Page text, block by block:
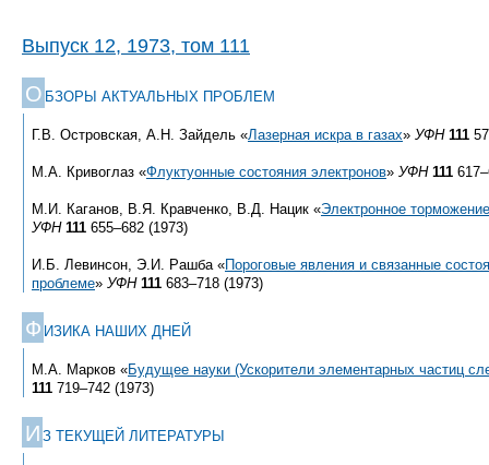
Выпуск 12, 1973, том 111
О БЗОРЫ АКТУАЛЬНЫХ ПРОБЛЕМ
Г.В. Островская, А.Н. Зайдель «Лазерная искра в газах» УФН 111
М.А. Кривоглаз «Флуктуонные состояния электронов» УФН 111
М.И. Каганов, В.Я. Кравченко, В.Д. Нацик «Электронное
УФН 111 655–682 (1973)
И.Б. Левинсон, Э.И. Рашба «Пороговые явления и связанные
проблеме» УФН 111 683–718 (1973)
Ф ИЗИКА НАШИХ ДНЕЙ
М.А. Марков «Будущее науки (Ускорители элементарных частиц
111 719–742 (1973)
И З ТЕКУЩЕЙ ЛИТЕРАТУРЫ